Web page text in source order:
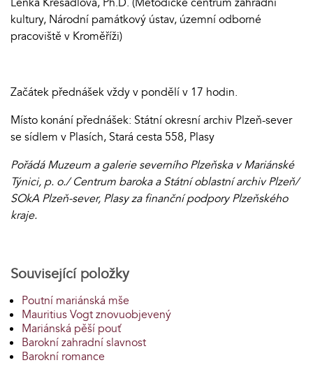
kultury, Národní památkový ústav, územní odborné
pracoviště v Kroměříži)
Začátek přednášek vždy v pondělí v 17 hodin.
Místo konání přednášek: Státní okresní archiv Plzeň-sever
se sídlem v Plasích, Stará cesta 558, Plasy
Pořádá Muzeum a galerie severního Plzeňska v Mariánské
Týnici, p. o./ Centrum baroka a Státní oblastní archiv Plzeň/
SOkA Plzeň-sever, Plasy za finanční podpory Plzeňského
kraje.
Související položky
Poutní mariánská mše
Mauritius Vogt znovuobjevený
Mariánská pěší pouť
Barokní zahradní slavnost
Barokní romance